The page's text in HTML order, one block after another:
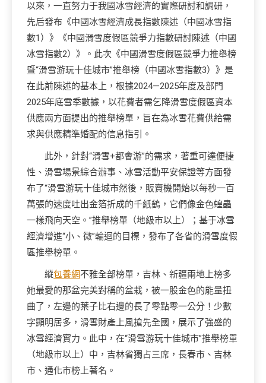
以來，一直努力于我國冰雪經濟的實際研討和調研，
先后發布《中國冰雪經濟成長指數陳述（中國冰雪指
數1）》《中國滑雪度假區競爭力指數研討陳述（中國
冰雪指數2）》。此次《中國滑雪度假區競爭力推舉榜
暨“滑雪游玩十佳城市”推舉榜（中國冰雪指數3）》是
在此前陳述的基本上，根據2024—2025年度及部門
2025年底雪季數據，以花費者需乞降滑雪度假區資本
供應兩方面提出的推舉榜單，旨在為冰雪花費供給需
求與供應精準婚配的信息指引。
此外，針對“滑雪+都會游”的需求，著重可達便捷
性、滑雪場景綜合辦事、冰雪活動平安保證等方面發
布了“滑雪游玩十佳城市然後，販賣機開始以每秒一百
萬張的速度吐出金箔折成的千紙鶴，它們像金色蝗蟲
一樣飛向天空。”推舉榜單（地級市以上）；基于冰雪
經濟增進“小、微”輪迴的目標，發布了各省的滑雪度假
區推舉榜單。
縱包養網不雅全部榜單，吉林、新疆兩地上榜多
她最愛的那盆完美對稱的盆栽，被一股金色的能量扭
曲了，左邊的葉子比右邊的長了零點零一公分！少數
字顯明居多，滑雪財產上風搶先全國，展示了強盛的
冰雪經濟實力。此中，在“滑雪游玩十佳城市”推舉榜單
（地級市以上）中， 吉林省獨占三席，長春市、吉林
市、通化市榜上著名。